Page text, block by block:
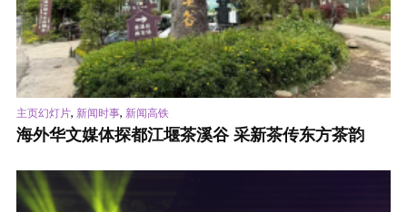
主页幻灯片, 新闻时事, 新闻高铁
海外华文媒体探都江堰茶溪谷 采新茶传东方茶韵